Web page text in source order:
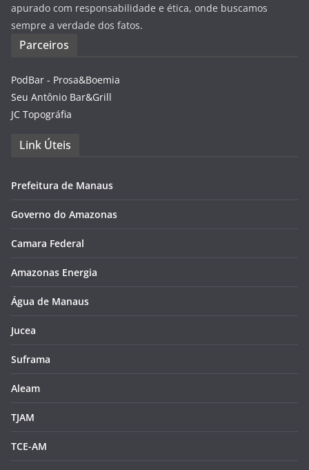
apurado com responsabilidade e ética, onde buscamos
sempre a verdade dos fatos.
Parceiros
PodBar - Prosa&Boemia
Seu Antônio Bar&Grill
JC Topográfia
Link Úteis
Prefeitura de Manaus
Governo do Amazonas
Camara Federal
Amazonas Energia
Água de Manaus
Jucea
Suframa
Aleam
TJAM
TCE-AM